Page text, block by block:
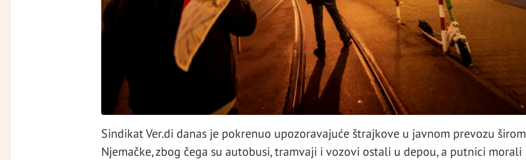
Sindikat Ver.di danas je pokrenuo upozoravajuće štrajkove u javnom prevozu širom
Njemačke, zbog čega su autobusi, tramvaji i vozovi ostali u depou, a putnici morali